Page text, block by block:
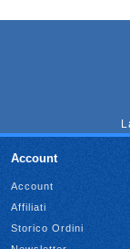
Account
Account
Affiliati
Storico Ordini